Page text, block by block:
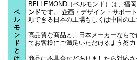
ベ
ル
モ
ン
ド
と
は
BELLEMOND（ベルモンド）は、福
ンドです。 企画・デザイン・サポー
頼できる日本の工場もしくは中国の工
高品質な商品と、日本メーカーなら
てお客様にご満足いただけるよう努力
商品に不具合などありましたら対応さ